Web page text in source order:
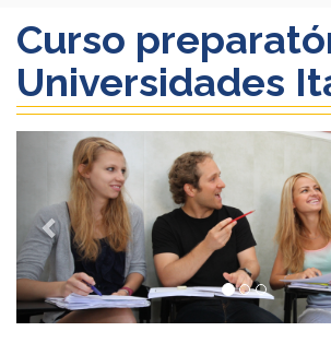
Curso
Universidades
Previous